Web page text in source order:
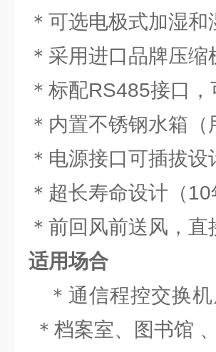
＊可选电极式加湿和
＊采用进口品牌压
＊标配RS485接口
＊内置不锈钢水箱
＊电源接口可插拔
＊超长寿命设计（10
＊前回风前送风，
适用场合
＊通信程控交换
＊档案室、图书馆